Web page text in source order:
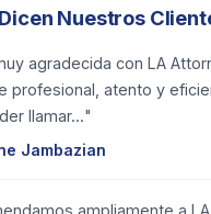
Nuestros
agradecida con LA
profesional, atento y
llamar..."
Jambazian